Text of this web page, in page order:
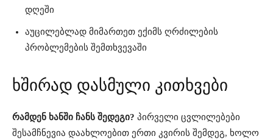
დღეში
აუცილებლად მიმართეთ ექიმს ღრძილების
პრობლემების შემთხვევაში
ხშირად დასმული კითხვები
რამდენ ხანში ჩანს შედეგი? პირველი ცვლილებები
შესამჩნევია დაახლოებით ერთი კვირის შემდეგ, ხოლო